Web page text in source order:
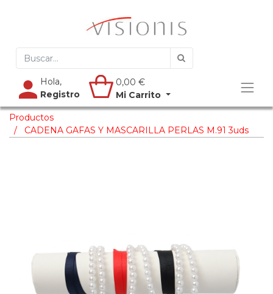
Hola,
Registro
0,00 €
Mi Carrito
Productos
CADENA GAFAS Y MASCARILLA PERLAS M.91 3uds